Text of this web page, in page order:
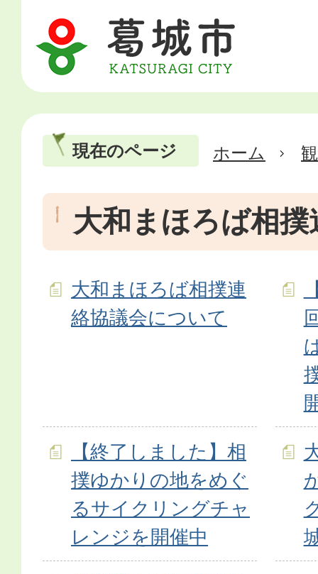
現在のページ ホーム
大和まほろば相撲
大和まほろば相撲連
絡協議会について
【終了しました】相
撲ゆかりの地をめぐ
るサイクリングチャ
レンジを開催中